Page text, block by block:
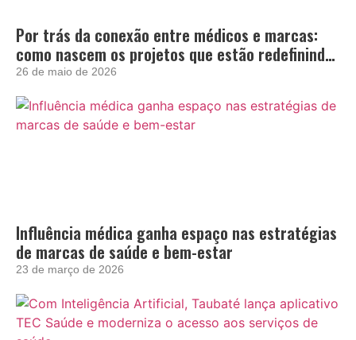
Por trás da conexão entre médicos e marcas:
como nascem os projetos que estão redefinindo
a influência no setor de saúde
26 de maio de 2026
Influência médica ganha espaço nas estratégias
de marcas de saúde e bem-estar
23 de março de 2026